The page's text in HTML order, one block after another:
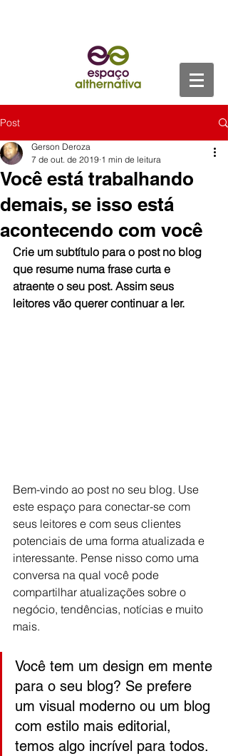
Post
Você está trabalhando
demais, se isso está
acontecendo com você
Gerson Deroza
7 de out. de 2019 1 min de leitura
Crie um subtítulo para o post no blog
que resume numa frase curta e
atraente o seu post. Assim seus
leitores vão querer continuar a ler.
Bem-vindo ao post no seu blog. Use
este espaço para conectar-se com
seus leitores e com seus clientes
potenciais de uma forma atualizada e
interessante. Pense nisso como uma
conversa na qual você pode
compartilhar atualizações sobre o
negócio, tendências, notícias e muito
mais.
Você tem um design em mente
para o seu blog? Se prefere
um visual moderno ou um blog
com estilo mais editorial,
temos algo incrível para todos.